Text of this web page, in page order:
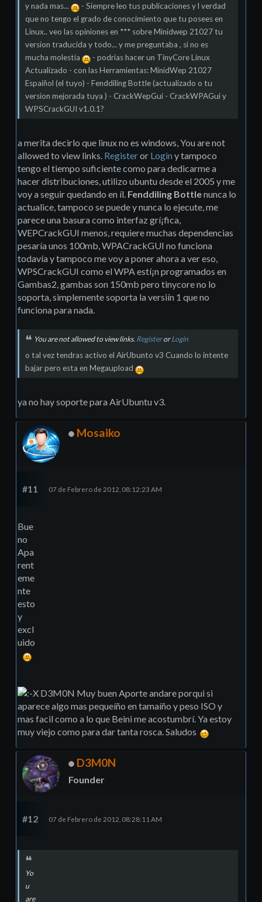
y nada mas...
- Siempre leo tus publicaciones y l verdad
que no tengo el grado de conocimiento que tu posees en
Linux.. veo las opiniones en *** sobre Minidwep 21027 tu
version traducida y todo... y me preguntaba , si no es
mucha molestia
- podrias hacer un TinyCore Linux
Actualizado - con las Herramientas: MinidWep 21027
Espaíñol (el tuyo) - Fenddiling Bottle (actualizado o tu
version mejorada tuya ) - CrackWepGui - CrackWPAGui y
WPSCrackGUI v1.0.1?
a merita decirlo que linux no es windows, You are not
allowed to view links. Registeror Login y tampoco
tengo el tiempo suficiente como para dedicarme a
hacer distribuciones, utilizo ubuntu desde el 2005 y me
voy a seguir quedando en íl. Fenddiling Bottlenunca lo
actualice, tampoco se puede y nunca lo ejecute, me
parece una basura como interfaz grí¡fica,
WEPCrackGUI menos, requiere muchas dependencias
pesarí­a unos 100mb, WPACrackGUI no funciona
todaví­a y tampoco me voy a poner ahora a ver eso,
WPSCrackGUI como el WPA estí¡n programados en
Gambas2, gambas son 150mb pero tinycore no lo
soporta, simplemente soporta la versiín 1 que no
funciona para nada.
You are not allowed to view links. RegisterorLogin
o tal vez tendras activo el AirUbunto v3 Cuando lo intente
bajar pero esta en Megaupload
ya no hay soporte para AirUbuntu v3.
Mosaiko
#11 07 de Febrero de 2012, 08:12:23 AM
Bue
no
Apa
rent
eme
nte
esto
y
excl
uido
D3M0N Muy buen Aporte andare porqui si
aparece algo mas pequeíño en tamaíño y peso ISO y
mas facil como a lo que Beini me acostumbrí. Ya estoy
muy viejo como para dar tanta rosca. Saludos
D3M0N
Founder
#12 07 de Febrero de 2012, 08:28:11 AM
Yo
u
are